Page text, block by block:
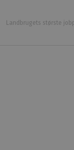
Landbrugets største